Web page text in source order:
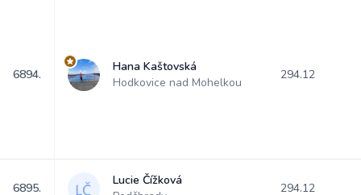
6894.
Hana Kaštovská
Hodkovice nad Mohelkou
294.12
6895.
Lucie Čížková
294.12